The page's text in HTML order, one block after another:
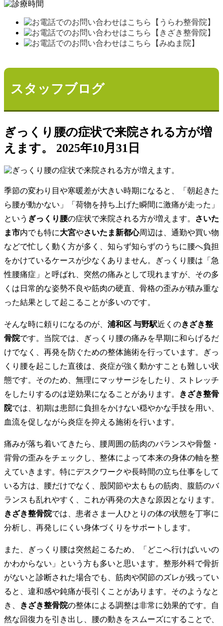
骨盤矯正
頭痛
症状別メニュー【肩・腕】
腱鞘炎
四十肩・五十肩
スポーツ外傷
腕、手の痺れ
坐骨神経痛
ぎっくり腰
腰痛
症状別メニュー【膝・脚】
膝の痛み
変形性関節症
捻挫
足のしびれ
スタッフブログ
ぎっくり腰の症状で来院される方が増
えます。
2025年10月31日
季節の変わり目や寒暖差が大きい時期になると、「朝起きた
ら腰が動かない」「荷物を持ち上げた瞬間に激痛が走った」
という ぎっくり腰の症状で来院される方が増えます。
さいた
ま市内でも特に大宮やさいたま新都心周辺は、通勤や買い物
などで忙しく動く方が多く、知らず知らずのうちに腰へ負担
をかけているケースが少なくありません。ぎっくり腰は「急
性腰痛症」と呼ばれ、突然の痛みとして現れますが、その多
くは日常的な姿勢不良や筋肉の硬直、骨格の歪みが積み重な
った結果として起こることが多いのです。
そんな時に頼りになるのが、 浦和区 与野駅近くのきざき整
骨院です。当院では、ぎっくり腰の痛みを早期に和らげるだ
けでなく、再発を防ぐための整体施術を行っています。ぎっ
くり腰を起こした直後は、炎症が強く動かすことも難しい状
態です。そのため、無理にマッサージをしたり、ストレッチ
をしたりするのは逆効果になることがあります。
きざき整骨
院では、初期は患部に負担をかけない穏やかな手技を用い、
血流を促しながら炎症を抑える施術を行います。
痛みが落ち着いてきたら、腰周囲の筋肉のバランスや骨盤・
背骨の歪みをチェックし、整体によって本来の身体の軸を整
えていきます。特にデスクワークや長時間の立ち仕事をして
いる方は、腰だけでなく、股関節や太ももの筋肉、腹筋のバ
ランスも乱れやすく、これが再発の大きな原因となります。
きざき整骨院では、患者さま一人ひとりの体の状態を丁寧に
分析し、再発しにくい身体づくりをサポートします。
また、ぎっくり腰は突然起こるため、「どこへ行けばいいの
かわからない」という方も多いと思います。整形外科で骨折
がないと診断された場合でも、筋肉や関節のズレが残ってい
ると、違和感や鈍痛が長引くことがあります。そのようなと
き、
きざき整骨院の整体による調整は非常に効果的です。自
然な回復力を引き出し、腰の動きをスムーズにすることで、